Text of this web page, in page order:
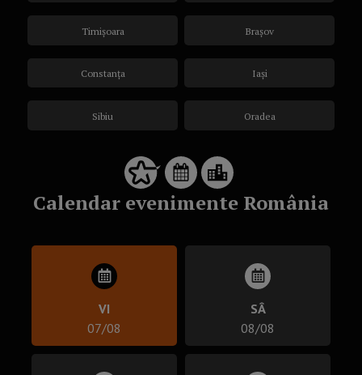
Timișoara
Constanța
Sibiu
Brașov
Iași
Oradea
Calendar evenimente România
VI
07/08
SÂ
08/08